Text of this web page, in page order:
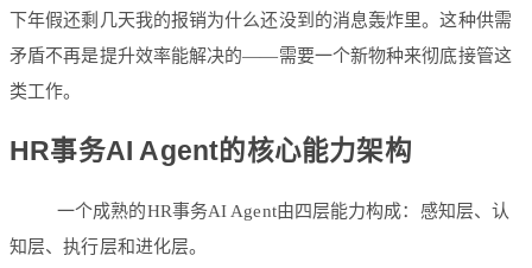
下年假还剩几天我的报销为什么还没到的消息轰炸里。这种供需
矛盾不再是提升效率能解决的——需要一个新物种来彻底接管这
类工作。
HR事务AI Agent的核心能力架构
一个成熟的HR事务AI Agent由四层能力构成：感知层、认
知层、执行层和进化层。